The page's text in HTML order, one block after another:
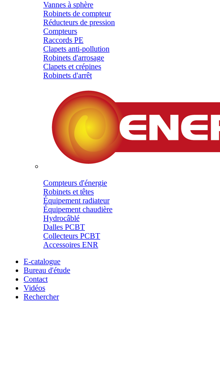
Vannes à sphère
Robinets de compteur
Réducteurs de pression
Compteurs
Raccords PE
Clapets anti-pollution
Robinets d'arrosage
Clapets et crépines
Robinets d'arrêt
Compteurs d'énergie
Robinets et têtes
Équipement radiateur
Équipement chaudière
Hydrocâblé
Dalles PCBT
Collecteurs PCBT
Accessoires ENR
E-catalogue
Bureau d'étude
Contact
Vidéos
Rechercher